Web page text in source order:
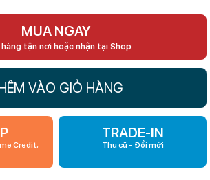
MUA NGAY
hàng tận nơi hoặc nhận tại Shop
VÀO GIỎ HÀNG
Credit,
TRADE-IN
Thu cũ - Đổi mới